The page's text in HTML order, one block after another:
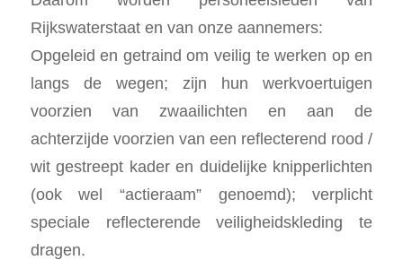
Rijkswaterstaat en van onze aannemers:
Opgeleid en getraind om veilig te werken op en
langs de wegen; zijn hun werkvoertuigen
voorzien van zwaailichten en aan de
achterzijde voorzien van een reflecterend rood /
wit gestreept kader en duidelijke knipperlichten
(ook wel “actieraam” genoemd); verplicht
speciale reflecterende veiligheidskleding te
dragen.